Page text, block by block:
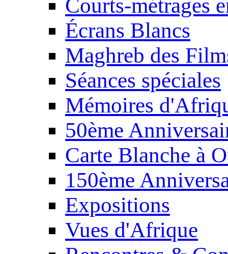
Courts-métrages
Écrans Blancs
Maghreb des
Séances spéciales
Mémoires
50ème
Carte Blanche à
150ème
Expositions
Vues d'Afrique